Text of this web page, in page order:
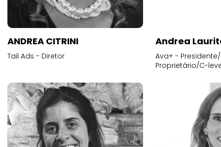
ANDREA CITRINI
Tail Ads - Diretor
Andrea
Ava+ -
Proprietário/C-